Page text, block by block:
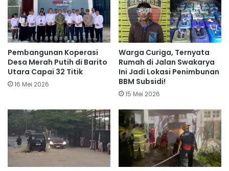
Pembangunan Koperasi
Desa Merah Putih di Barito
Utara Capai 32 Titik
16 Mei 2026
Warga Curiga, Ternyata
Rumah di Jalan Swakarya
Ini Jadi Lokasi Penimbunan
BBM Subsidi!
15 Mei 2026